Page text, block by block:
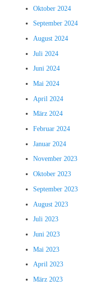
Oktober 2024
September 2024
August 2024
Juli 2024
Juni 2024
Mai 2024
April 2024
März 2024
Februar 2024
Januar 2024
November 2023
Oktober 2023
September 2023
August 2023
Juli 2023
Juni 2023
Mai 2023
April 2023
März 2023